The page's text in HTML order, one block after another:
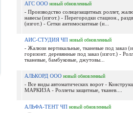
АГС ООО новый обновленный
- Производство солнцезащитных роллет,
навесы (изгот.) - Перегородки стацион.,
(изгот.) - Сетки антимоскитные (и...
АИС-СТУДИЯ ЧП новый обновленный
- Жалюзи вертикальные, тканевые под заказ
горизонт. деревянные под заказ (изгот.) -
тканевые, бамбуковые, джутовы...
АЛЬКОРД ООО новый обновленный
- Все виды автоматических ворот -
МАРКИЗА - Роллеты защитные, тканев....
АЛЬФА-ТЕНТ ЧП новый обновленный